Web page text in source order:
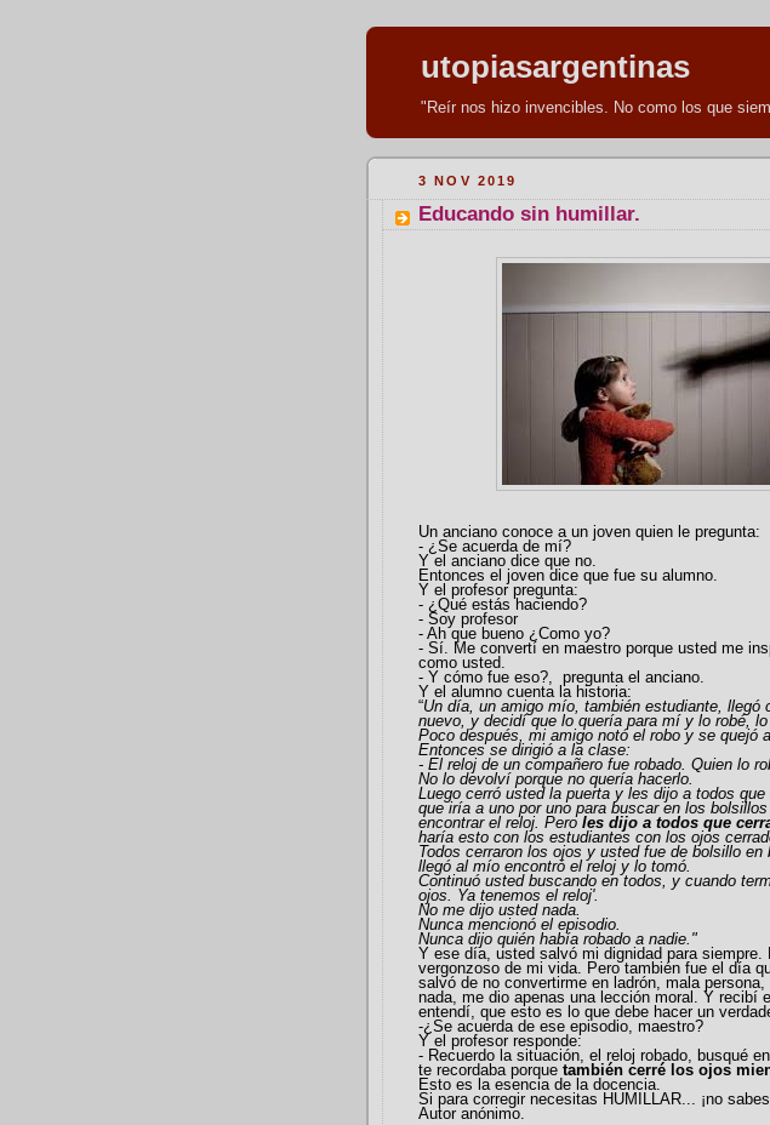
utopiasargentinas
"Reír nos hizo invencibles. No como los que
3 NOV 2019
Educando sin humillar.
Un anciano conoce a un joven quien le pregunta:
- ¿Se acuerda de mí?
Y el anciano dice que no.
Entonces el joven dice que fue su alumno.
Y el profesor pregunta:
- ¿Qué estás haciendo?
- Soy profesor
- Ah que bueno ¿Como yo?
- Sí. Me convertí en maestro porque usted me
como usted.
- Y cómo fue eso?, pregunta el anciano.
Y el alumno cuenta la historia:
“Un día, un amigo mío, también estudiante, llegó
nuevo, y decidí que lo quería para mí y lo robé,
Poco después, mi amigo notó el robo y se quejó
Entonces se dirigió a la clase:
- El reloj de un compañero fue robado. Quien lo
No lo devolví porque no quería hacerlo.
Luego cerró usted la puerta y les dijo a todos
que iría a uno por uno para buscar en los
encontrar el reloj. Pero les dijo a todos que
haría esto con los estudiantes con los ojos
Todos cerraron los ojos y usted fue de bolsillo en
llegó al mío encontró el reloj y lo tomó.
Continuó usted buscando en todos, y cuando
ojos. Ya tenemos el reloj'.
No me dijo usted nada.
Nunca mencionó el episodio.
Nunca dijo quién había robado a nadie."
Y ese día, usted salvó mi dignidad para siempre.
vergonzoso de mi vida. Pero también fue el día
salvó de no convertirme en ladrón, mala
nada, me dio apenas una lección moral. Y recibí
entendí, que esto es lo que debe hacer un
-¿Se acuerda de ese episodio, maestro?
Y el profesor responde:
- Recuerdo la situación, el reloj robado, busqué
te recordaba porque también cerré los ojos
Esto es la esencia de la docencia.
Si para corregir necesitas HUMILLAR... ¡no
Autor anónimo.